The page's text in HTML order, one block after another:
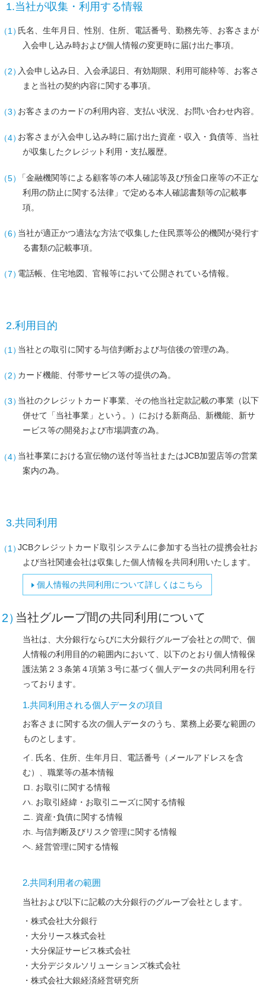
閉
1.当社が収集・利用する情報
氏名、生年月日、性別、住所、電話番号、勤務先等、お客さまが
入会申し込み時および個人情報の変更時に届け出た事項。
入会申し込み日、入会承認日、有効期限、利用可能枠等、お客さ
まと当社の契約内容に関する事項。
お客さまのカードの利用内容、支払い状況、お問い合わせ内容。
お客さまが入会申し込み時に届け出た資産・収入・負債等、当社
が収集したクレジット利用・支払履歴。
「金融機関等による顧客等の本人確認等及び預金口座等の不正な
利用の防止に関する法律」で定める本人確認書類等の記載事
項。
当社が適正かつ適法な方法で収集した住民票等公的機関が発行す
る書類の記載事項。
電話帳、住宅地図、官報等において公開されている情報。
2.利用目的
当社との取引に関する与信判断および与信後の管理の為。
カード機能、付帯サービス等の提供の為。
当社のクレジットカード事業、その他当社定款記載の事業（以下
併せて「当社事業」という。）における新商品、新機能、新サ
ービス等の開発および市場調査の為。
当社事業における宣伝物の送付等当社またはJCB加盟店等の営業
案内の為。
3.共同利用
JCBクレジットカード取引システムに参加する当社の提携会社お
よび当社関連会社は収集した個人情報を共同利用いたします。
個人情報の共同利用について詳しくはこちら
当社グループ間の共同利用について
当社は、大分銀行ならびに大分銀行グループ会社との間で、個
人情報の利用目的の範囲内において、以下のとおり個人情報保
護法第２３条第４項第３号に基づく個人データの共同利用を行
っております。
1.共同利用される個人データの項目
お客さまに関する次の個人データのうち、業務上必要な範囲の
ものとします。
氏名、住所、生年月日、電話番号（メールアドレスを含
む）、職業等の基本情報
お取引に関する情報
お取引経緯・お取引ニーズに関する情報
資産･負債に関する情報
与信判断及びリスク管理に関する情報
経営管理に関する情報
2.共同利用者の範囲
当社および以下に記載の大分銀行のグループ会社とします。
株式会社大分銀行
大分リース株式会社
大分保証サービス株式会社
大分デジタルソリューションズ株式会社
株式会社大銀経済経営研究所